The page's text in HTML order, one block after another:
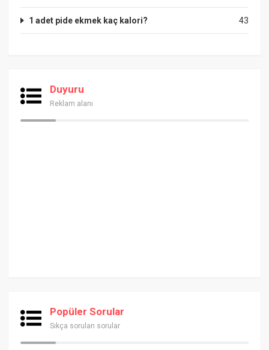
43
1 adet pide ekmek kaç kalori?
Duyuru
Reklam alanı
Popüler Sorular
Sıkça sorulan sorular